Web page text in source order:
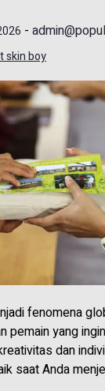
-
skin boy
fenomena
pemain yang ingin
dan
saat Anda